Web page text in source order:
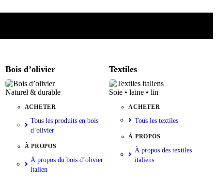
Bois d’olivier
Naturel & durable
ACHETER
Tous les produits en bois
d’olivier
À PROPOS
À propos du bois d’olivier
italien
Textiles
Soie • laine • lin
ACHETER
Tous les textiles
À PROPOS
À propos des textiles
italiens